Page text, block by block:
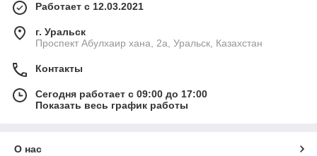
Работает с 12.03.2021
г. Уральск
Проспект Абулхаир хана, 2а, Уральск, Казахстан
Контакты
Сегодня работает с 09:00 до 17:00
Показать весь график работы
О нас